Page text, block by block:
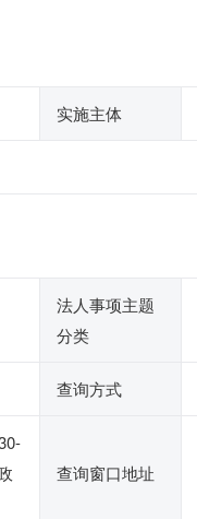
实施主体
法人事项主题
分类
查询方式
查询窗口地址